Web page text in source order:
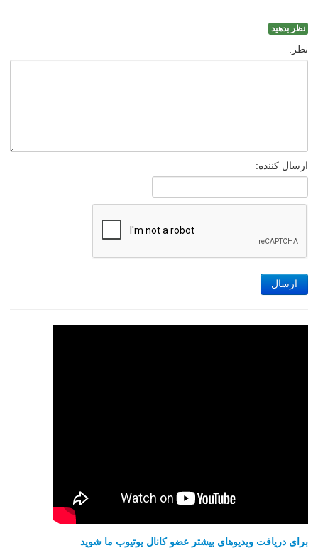
نظر بدهید
نظر:
ارسال کننده:
ارسال
برای دریافت ویدیوهای بیشتر عضو کانال یوتیوب ما شوید